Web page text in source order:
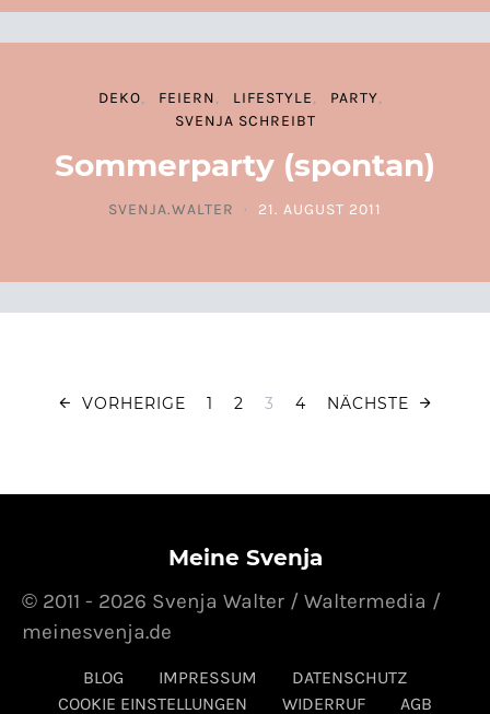
DEKO FEIERN LIFESTYLE
PARTY
SVENJA SCHREIBT
Sommerparty (spontan)
SVENJA.WALTER
POSTED ON
21. AUGUST 2011
VORHERIGE 1 2 3 4 NÄCHSTE
Meine Svenja
BLOG IMPRESSUM
DATENSCHUTZ
COOKIE EINSTELLUNGEN
WIDERRUF AGB
© 2011 - 2026 Svenja Walter / Waltermedia /
meinesvenja.de